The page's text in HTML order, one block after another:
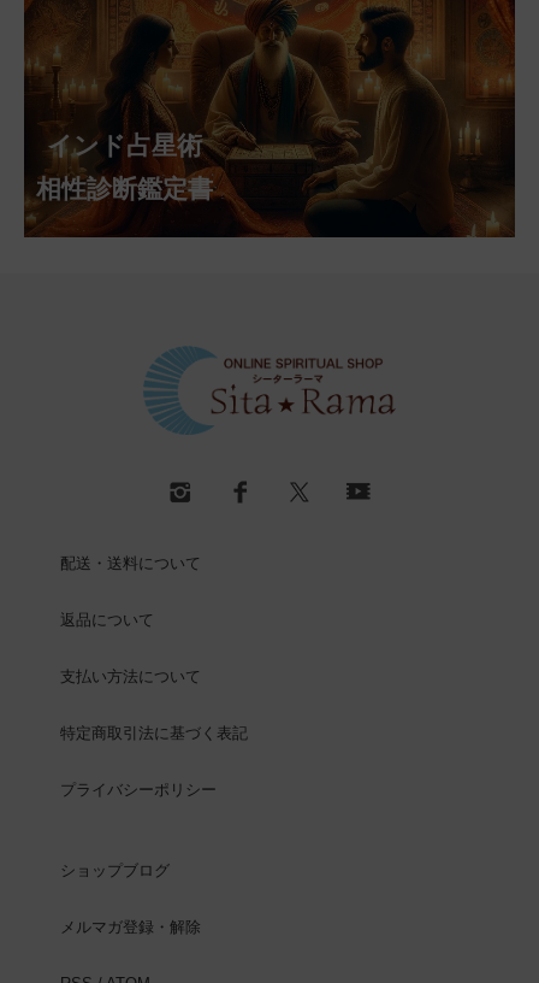
インド占星術
相性診断鑑定書
配送・送料について
返品について
支払い方法について
特定商取引法に基づく表記
プライバシーポリシー
ショップブログ
メルマガ登録・解除